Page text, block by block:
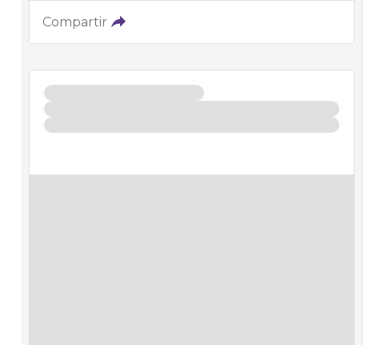
Compartir